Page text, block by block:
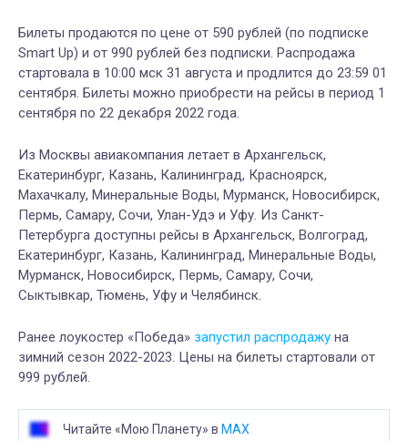
Билеты продаются по цене от 590 рублей (по подписке
Smart Up) и от 990 рублей без подписки. Распродажа
стартовала в 10:00 мск 31 августа и продлится до 23:59 01
сентября. Билеты можно приобрести на рейсы в период 1
сентября по 22 декабря 2022 года.
Из Москвы авиакомпания летает в Архангельск,
Екатеринбург, Казань, Калининград, Красноярск,
Махачкалу, Минеральные Воды, Мурманск, Новосибирск,
Пермь, Самару, Сочи, Улан-Удэ и Уфу. Из Санкт-
Петербурга доступны рейсы в Архангельск, Волгоград,
Екатеринбург, Казань, Калининград, Минеральные Воды,
Мурманск, Новосибирск, Пермь, Самару, Сочи,
Сыктывкар, Тюмень, Уфу и Челябинск.
Ранее лоукостер «Победа» запустил распродажу на
зимний сезон 2022-2023. Цены на билеты стартовали от
999 рублей.
Читайте «Мою Планету» в MAX